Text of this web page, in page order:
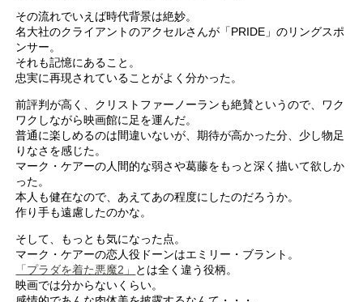
その流れでいえば時代背景は絶妙。
名大社のクライアントのアクセルさんが「PRIDE」のリングスポ
ンサー。
それも記憶にあること。
忠実に再現されていることがよく分かった。
前評判が高く、クリストファーノーランも絶賛というので、ワク
ワクしながら映画館に足を運んだ。
普通に楽しめるのは間違いないが、期待が高かった分、少し物足
りなさを感じた。
マーク・ケアーの人間的な弱さや葛藤をもっと深く描いて欲しか
った。
本人も健在なので、あえてあの程度にしたのだろうか。
作り手も遠慮したのかな。
そして、もっとも気になった点。
マーク・ケアーの恋人役ドーンはエミリー・ブラント。
「プラダを着た悪魔2」 とは全く違う役柄。
映画では分からないくらい。